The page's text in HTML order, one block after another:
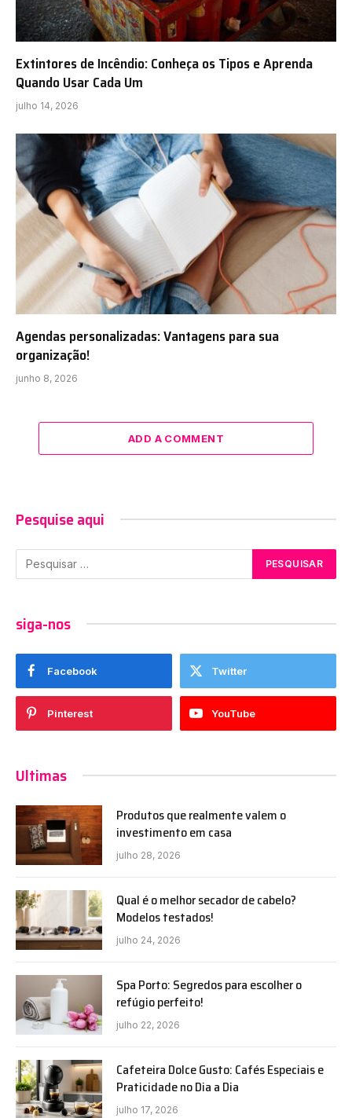
Extintores de Incêndio: Conheça os Tipos e Aprenda
Quando Usar Cada Um
julho 14, 2026
Agendas personalizadas: Vantagens para sua
organização!
junho 8, 2026
ADD A COMMENT
Pesquise aqui
siga-nos
Facebook Twitter
Pinterest YouTube
Ultimas
Produtos que realmente valem o
investimento em casa
julho 28, 2026
Qual é o melhor secador de cabelo?
Modelos testados!
julho 24, 2026
Spa Porto: Segredos para escolher o
refúgio perfeito!
julho 22, 2026
Cafeteira Dolce Gusto: Cafés Especiais e
Praticidade no Dia a Dia
julho 17, 2026